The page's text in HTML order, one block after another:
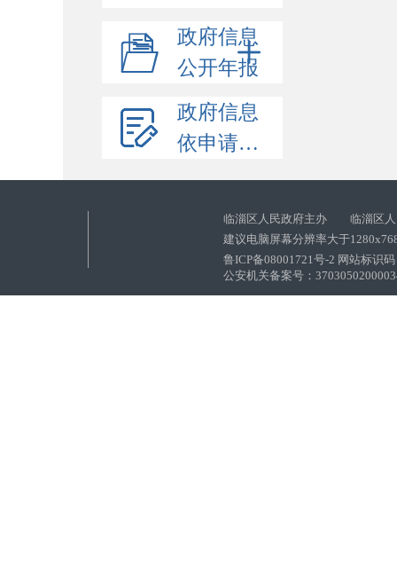
政府信息
公开年报
政府信息
依申请公开
临淄区人民政府主办 临淄区人
建议电脑屏幕分辨率大于
鲁ICP备08001721号-2 网站标识
公安机关备案号：